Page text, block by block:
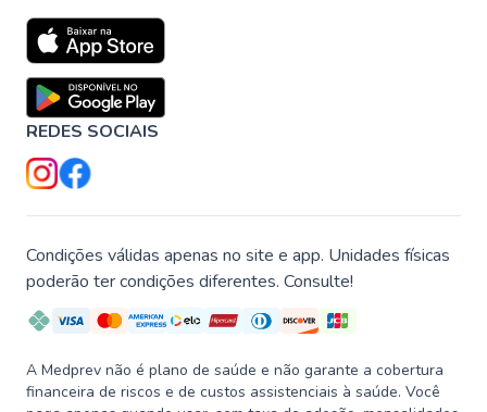
REDES SOCIAIS
Condições válidas apenas no site e app. Unidades físicas
poderão ter condições diferentes. Consulte!
A Medprev não é plano de saúde e não garante a cobertura
financeira de riscos e de custos assistenciais à saúde. Você